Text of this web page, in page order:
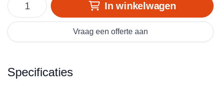
In winkelwagen
Vraag een offerte aan
Specificaties